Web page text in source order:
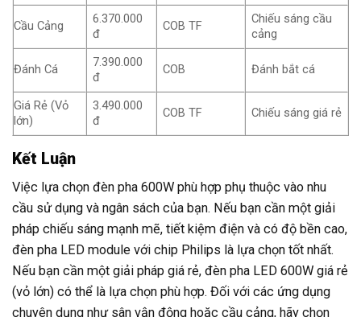
Cầu Cảng
6.370.000
đ
COB TF
Chiếu sáng cầu
cảng
Đánh Cá
7.390.000
đ
COB Đánh bắt cá
Giá Rẻ (Vỏ
lớn)
3.490.000
đ
COB TF Chiếu sáng giá rẻ
Kết Luận
Việc lựa chọn đèn pha 600W phù hợp phụ thuộc vào nhu
cầu sử dụng và ngân sách của bạn. Nếu bạn cần một giải
pháp chiếu sáng mạnh mẽ, tiết kiệm điện và có độ bền cao,
đèn pha LED module với chip Philips là lựa chọn tốt nhất.
Nếu bạn cần một giải pháp giá rẻ, đèn pha LED 600W giá rẻ
(vỏ lớn) có thể là lựa chọn phù hợp. Đối với các ứng dụng
chuyên dụng như sân vận động hoặc cầu cảng, hãy chọn